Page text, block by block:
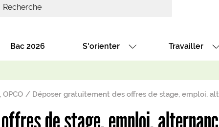
Bac 2026 S'orienter
Alternance : les formations des écoles
Travailler
Décrocher
Déposer gratuitement des offres de stage, emploi,
de stage, emploi,